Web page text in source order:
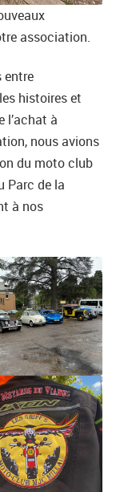
association.
entre
histoires et
l’achat à
nous avions
du moto club
Parc de la
à nos